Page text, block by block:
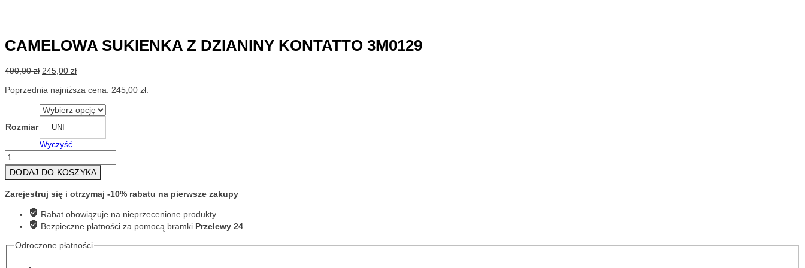
CAMELOWA SUKIENKA Z DZIANINY KONTATTO 3M0129
490,00zł Pierwotna
wynosiła:
490,00 zł.
245,00 złAktualna
wynosi:
245,00 zł.
Poprzednia najniższa cena: 245,00 zł
Rozmiar UNI
Wyczyść
ilość
CAMELOWA
SUKIENKA
DZIANINY
KONTATTO
3M0129
DODAJ DO KOSZYKA
Zarejestruj się i otrzymaj -10% rabatu na pierwsze zakupy
Rabat obowiązuje na nieprzecenione produkty
Bezpieczne płatności za pomocą bramki Przelewy 24
Odroczone płatności